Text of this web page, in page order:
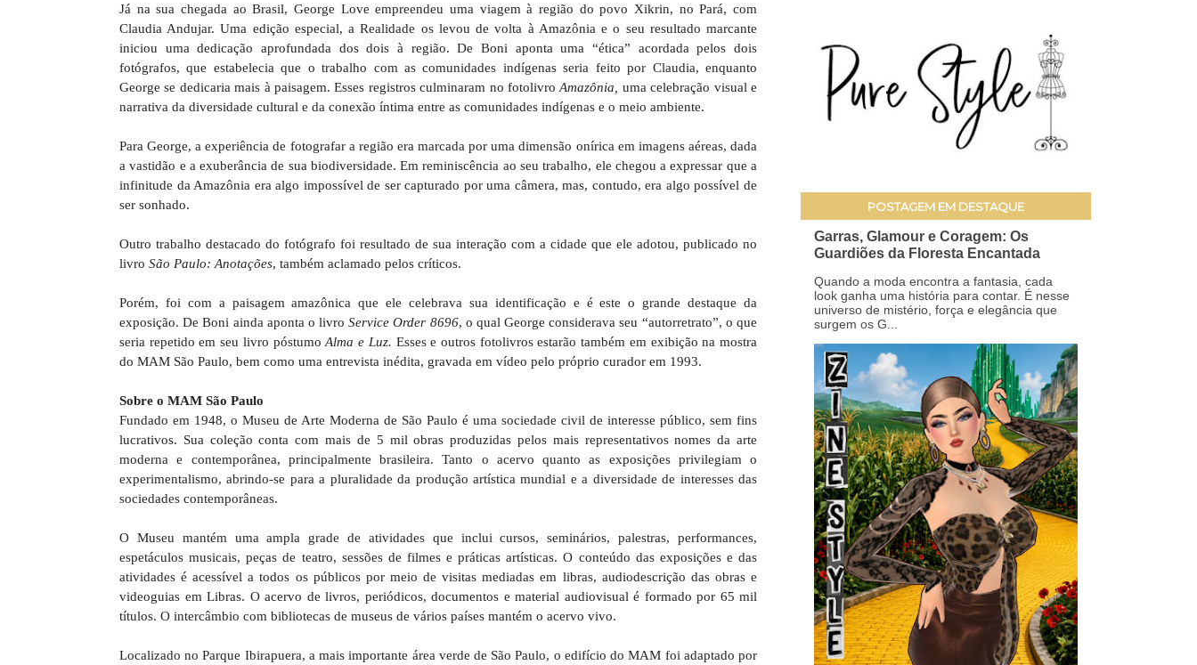
Já na sua chegada ao Brasil, George Love empreendeu uma viagem à região do povo Xikrin, no Pará, com
Claudia Andujar. Uma edição especial, a Realidade os levou de volta à Amazônia e o seu resultado marcante
iniciou uma dedicação aprofundada dos dois à região. De Boni aponta uma “ética” acordada pelos dois
fotógrafos, que estabelecia que o trabalho com as comunidades indígenas seria feito por Claudia, enquanto
George se dedicaria mais à paisagem. Esses registros culminaram no fotolivroAmazônia, uma celebração visual e
narrativa da diversidade cultural e da conexão íntima entre as comunidades indígenas e o meio ambiente.
Para George, a experiência de fotografar a região era marcada por uma dimensão onírica em imagens aéreas, dada
a vastidão e a exuberância de sua biodiversidade. Em reminiscência ao seu trabalho, ele chegou a expressar que a
infinitude da Amazônia era algo impossível de ser capturado por uma câmera, mas, contudo, era algo possível de
ser sonhado.
Outro trabalho destacado do fotógrafo foi resultado de sua interação com a cidade que ele adotou, publicado no
livro São Paulo: Anotações, também aclamado pelos críticos.
Porém, foi com a paisagem amazônica que ele celebrava sua identificação e é este o grande destaque da
exposição. De Boni ainda aponta o livroService Order 8696, o qual George considerava seu “autorretrato”, o que
seria repetido em seu livro póstumo Alma e Luz. Esses e outros fotolivros estarão também em exibição na mostra
do MAM São Paulo, bem como uma entrevista inédita, gravada em vídeo pelo próprio curador em 1993.
Sobre o MAM São Paulo
Fundado em 1948, o Museu de Arte Moderna de São Paulo é uma sociedade civil de interesse público, sem fins
lucrativos. Sua coleção conta com mais de 5 mil obras produzidas pelos mais representativos nomes da arte
moderna e contemporânea, principalmente brasileira. Tanto o acervo quanto as exposições privilegiam o
experimentalismo, abrindo-se para a pluralidade da produção artística mundial e a diversidade de interesses das
sociedades contemporâneas.
O Museu mantém uma ampla grade de atividades que inclui cursos, seminários, palestras, performances,
espetáculos musicais, peças de teatro, sessões de filmes e práticas artísticas. O conteúdo das exposições e das
atividades é acessível a todos os públicos por meio de visitas mediadas em libras, audiodescrição das obras e
videoguias em Libras. O acervo de livros, periódicos, documentos e material audiovisual é formado por 65 mil
títulos. O intercâmbio com bibliotecas de museus de vários países mantém o acervo vivo.
Localizado no Parque Ibirapuera, a mais importante área verde de São Paulo, o edifício do MAM foi adaptado por
POSTAGEM EM DESTAQUE
Garras, Glamour e Coragem: Os
Guardiões da Floresta Encantada
Quando a moda encontra a fantasia, cada
look ganha uma história para contar. É nesse
universo de mistério, força e elegância que
surgem os G...